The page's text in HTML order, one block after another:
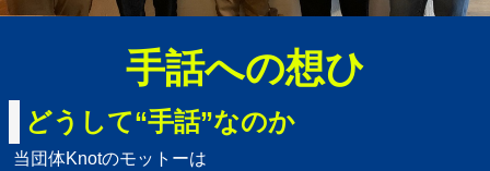
手話への想ひ
どうして“手話”なのか
当団体Knotのモットーは
n